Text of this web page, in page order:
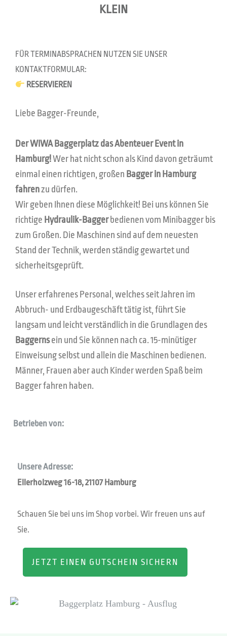
KLEIN
FÜR TERMINABSPRACHEN NUTZEN SIE UNSER
KONTAKTFORMULAR:
RESERVIEREN
Liebe Bagger-Freunde,
Der WIWA Baggerplatz das Abenteuer Event in
Hamburg!Wer hat nicht schon als Kind davon geträumt
einmal einen richtigen, großen Bagger in Hamburg
fahrenzu dürfen.
Wir geben Ihnen diese Möglichkeit! Bei uns können Sie
richtige Hydraulik-Baggerbedienen vom Minibagger bis
zum Großen. Die Maschinen sind auf dem neuesten
Stand der Technik, werden ständig gewartet und
sicherheitsgeprüft.
Unser erfahrenes Personal, welches seit Jahren im
Abbruch- und Erdbaugeschäft tätig ist, führt Sie
langsam und leicht verständlich in die Grundlagen des
Baggernsein und Sie können nach ca. 15-minütiger
Einweisung selbst und allein die Maschinen bedienen.
Männer, Frauen aber auch Kinder werden Spaß beim
Bagger fahren haben.
Betrieben von:
Unsere Adresse:
Ellerholzweg 16-18, 21107 Hamburg
Schauen Sie bei uns im Shop vorbei. Wir freuen uns auf
Sie.
JETZT EINEN GUTSCHEIN SICHERN